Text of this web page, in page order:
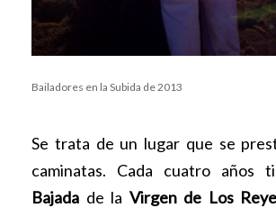
Bailadores en la Subida de 2013
Se trata de un lugar que se
caminatas. Cada cuatro años
Bajada de la Virgen de Los